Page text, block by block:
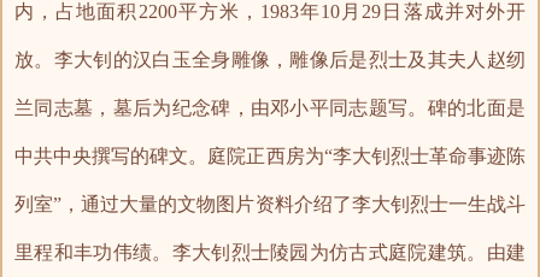
内，占地面积2200平方米，1983年10月29日落成并对外开
放。李大钊的汉白玉全身雕像，雕像后是烈士及其夫人赵纫
兰同志墓，墓后为纪念碑，由邓小平同志题写。碑的北面是
中共中央撰写的碑文。庭院正西房为“李大钊烈士革命事迹陈
列室”，通过大量的文物图片资料介绍了李大钊烈士一生战斗
里程和丰功伟绩。李大钊烈士陵园为仿古式庭院建筑。由建